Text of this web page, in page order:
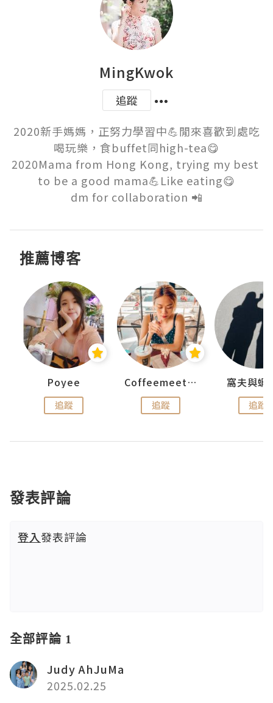
MingKwok
追蹤
2020新手媽媽，正努力學習中💪閒來喜歡到處吃
喝玩樂，食buffet同high-tea😋
2020Mama from Hong Kong, trying my best
to be a good mama💪Like eating😋
dm for collaboration 📲
推薦博客
Poyee
追蹤
Coffeemeetjojo
追蹤
窩夫與蝦
追蹤
發表評論
登入發表評論
全部評論 1
Judy AhJuMa
2025.02.25